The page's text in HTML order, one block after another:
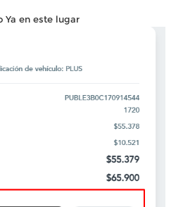
Ya en este lugar